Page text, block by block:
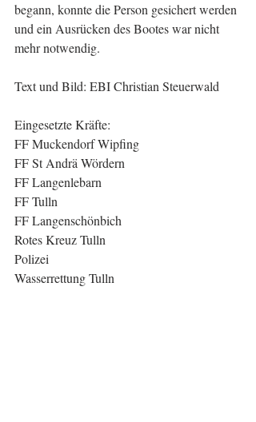
begann, konnte die Person gesichert werden
und ein Ausrücken des Bootes war nicht
mehr notwendig.
Text und Bild: EBI Christian Steuerwald
Eingesetzte Kräfte:
FF Muckendorf Wipfing
FF St Andrä Wördern
FF Langenlebarn
FF Tulln
FF Langenschönbich
Rotes Kreuz Tulln
Polizei
Wasserrettung Tulln